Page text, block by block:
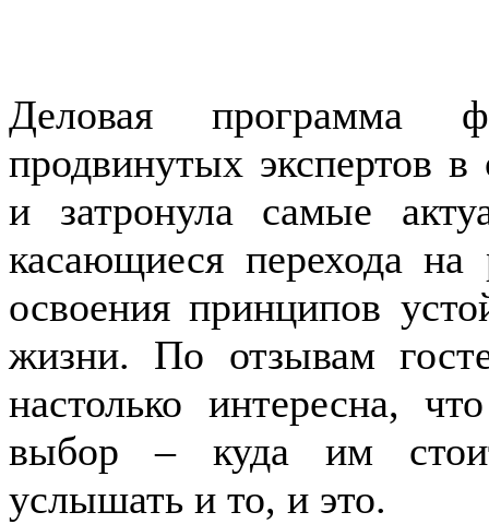
Деловая программа
продвинутых экспертов в
и затронула самые
касающиеся перехода на
освоения принципов
жизни. По отзывам
настолько интересна,
выбор – куда им
услышать и то, и это.